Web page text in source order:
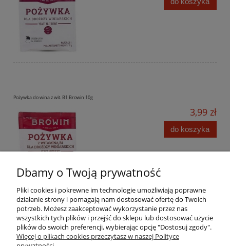
Pożywka do wina z wit. B1 Browin 10g
3,99 zł
do koszyka
Pomoc
Dbamy o Twoją prywatność
Pliki cookies i pokrewne im technologie umożliwiają poprawne
działanie strony i pomagają nam dostosować ofertę do Twoich
potrzeb. Możesz zaakceptować wykorzystanie przez nas
wszystkich tych plików i przejść do sklepu lub dostosować użycie
plików do swoich preferencji, wybierając opcję "Dostosuj zgody".
Więcej o plikach cookies przeczytasz w naszej Polityce